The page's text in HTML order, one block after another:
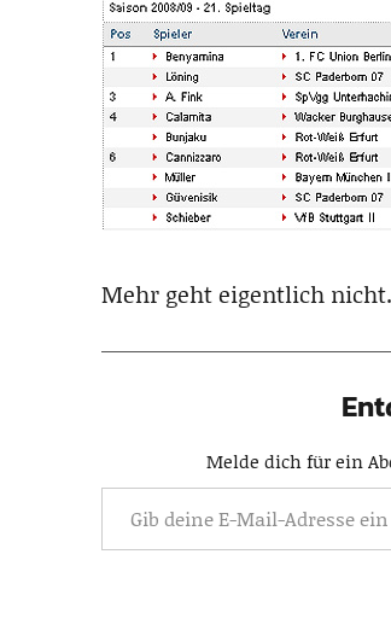
Mehr geht eigentlich nicht.
Melde dich für ein